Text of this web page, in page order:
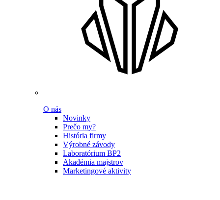
O nás
Novinky
Prečo my?
História firmy
Výrobné závody
Laboratórium BP2
Akadémia majstrov
Marketingové aktivity